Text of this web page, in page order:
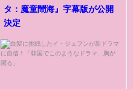
タ：魔童鬧海』字幕版が公開
決定